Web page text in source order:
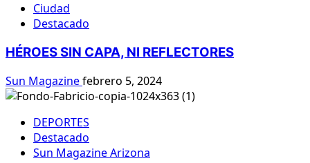
Ciudad
Destacado
HÉROES SIN CAPA, NI REFLECTORES
Sun Magazinefebrero 5, 2024
DEPORTES
Destacado
Sun Magazine Arizona